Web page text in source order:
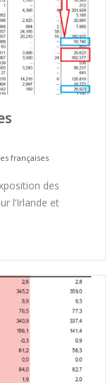
françaises
des
l’Irlande et